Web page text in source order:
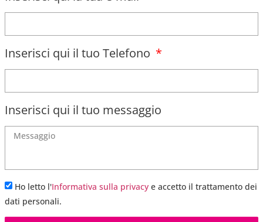
Inserisci qui il tuo Telefono
Inserisci qui il tuo messaggio
Ho letto l'Informativa sulla privacy e accetto il trattamento dei
dati personali.